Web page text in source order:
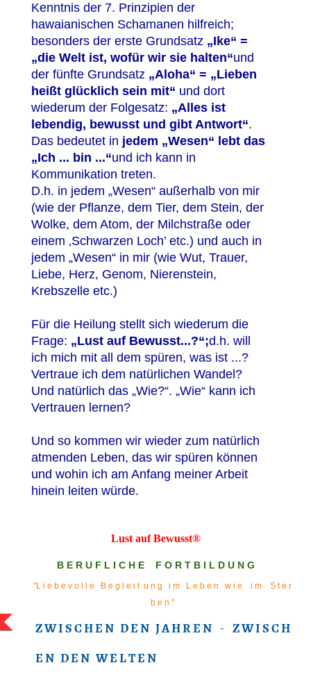
Kenntnis der 7. Prinzipien der
hawaianischen Schamanen hilfreich;
besonders der erste Grundsatz „Ike“ =
„die Welt ist, wofür wir sie halten“und
der fünfte Grundsatz „Aloha“ = „Lieben
heißt glücklich sein mit“ und dort
wiederum der Folgesatz: „Alles ist
lebendig, bewusst und gibt Antwort“.
Das bedeutet in jedem „Wesen“ lebt das
„Ich ... bin ...“und ich kann in
Kommunikation treten.
D.h. in jedem „Wesen“ außerhalb von mir
(wie der Pflanze, dem Tier, dem Stein, der
Wolke, dem Atom, der Milchstraße oder
einem ‚Schwarzen Loch’ etc.) und auch in
jedem „Wesen“ in mir (wie Wut, Trauer,
Liebe, Herz, Genom, Nierenstein,
Krebszelle etc.)
Für die Heilung stellt sich wiederum die
Frage: „Lust auf Bewusst...?“;d.h. will
ich mich mit all dem spüren, was ist ...?
Vertraue ich dem natürlichen Wandel?
Und natürlich das „Wie?“. „Wie“ kann ich
Vertrauen lernen?
Und so kommen wir wieder zum natürlich
atmenden Leben, das wir spüren können
und wohin ich am Anfang meiner Arbeit
hinein leiten würde.
Lust auf Bewusst®
B E R U F L I C H E F O R T B I L D U N G
"L i e b e v o l l e B e g l e i t u n g i m L e b e n w i e i m S t e r
b e n "
Z W I S C H E N D E N J A H R E N - Z W I S C H
E N D E N W E L T E N